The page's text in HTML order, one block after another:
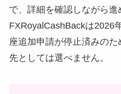
で、詳細を確認しながら進
FXRoyalCashBackは2026
座追加申請が停止済みの
先としては選べません。